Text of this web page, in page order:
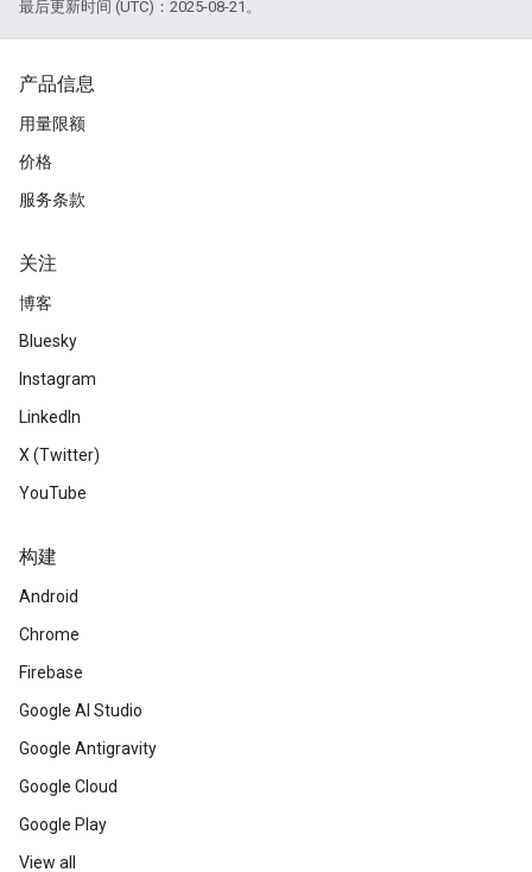
最后更新时间 (UTC)：2025-08-21。
产品信息
用量限额
价格
服务条款
关注
博客
Bluesky
Instagram
LinkedIn
X (Twitter)
YouTube
构建
Android
Chrome
Firebase
Google AI Studio
Google Antigravity
Google Cloud
Google Play
View all